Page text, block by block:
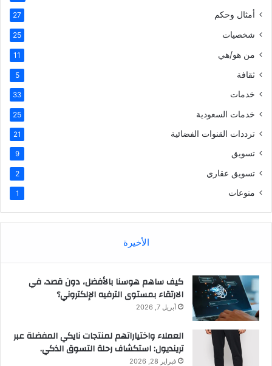
أمثال وحكم 27
شخصيات 25
من هو/هي 11
ثقافة 5
خدمات 33
خدمات السعودية 25
ترددات القنوات الفضائية 21
تسويق 9
تسويق عقاري 2
منوعات 1
الأخيرة
كيف ساهم هوسنا بالأفضل، دون قصد، في
الارتقاء بمستوى الترفيه الإلكتروني؟
أبريل 7, 2026
العملاء واختياراتهم لمنتجات نايكي المفضلة عبر
ترينديول: استكشاف رحلة التسوق الذكي.
فبراير 28, 2026